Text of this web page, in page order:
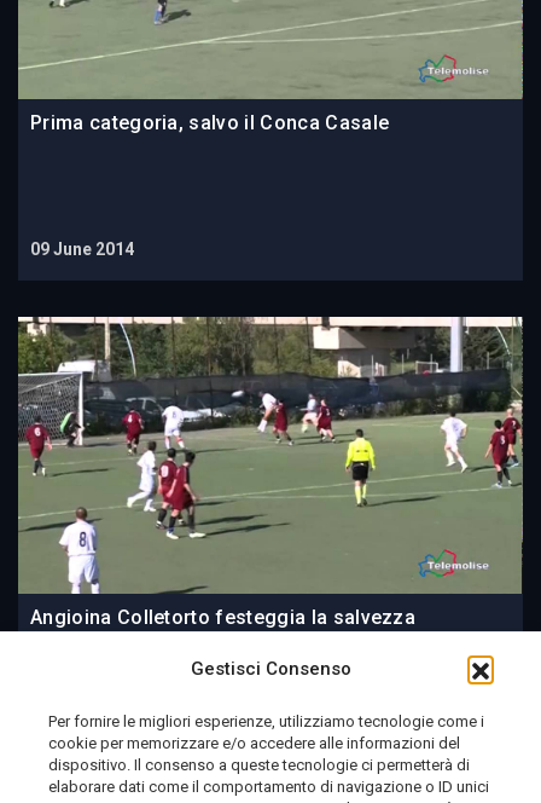
Gestisci Consenso
Per fornire le migliori esperienze, utilizziamo tecnologie come i
cookie per memorizzare e/o accedere alle informazioni del
dispositivo. Il consenso a queste tecnologie ci permetterà di
elaborare dati come il comportamento di navigazione o ID unici
Prima categoria, salvo il Conca Casale
09 June 2014
Angioina Colletorto festeggia la salvezza
09 June 2014